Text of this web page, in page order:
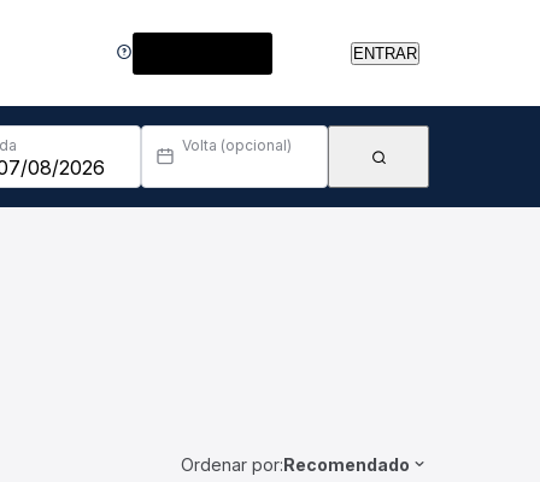
ENTRAR
Volta (opcional)
Ordenar por:Recomendado